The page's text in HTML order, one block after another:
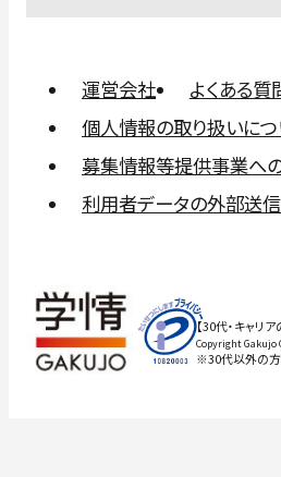
運営会社 よくある質
個人情報の取り扱いに
募集情報等提供事業へ
利用者データの外部送信
【30代・キャリ
Copyright Gakujo
※30代以外の方